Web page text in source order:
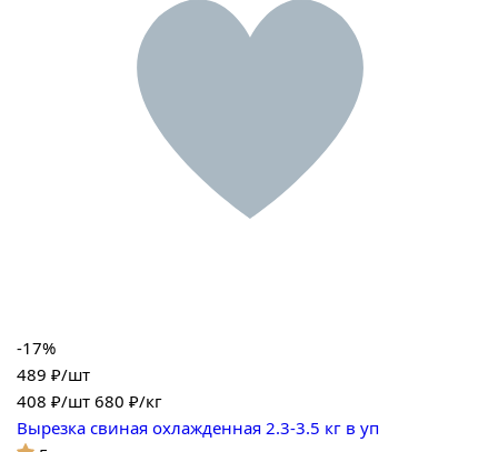
-17%
489 ₽/шт
408 ₽/шт 680 ₽/кг
Вырезка свиная охлажденная 2.3-3.5 кг в уп